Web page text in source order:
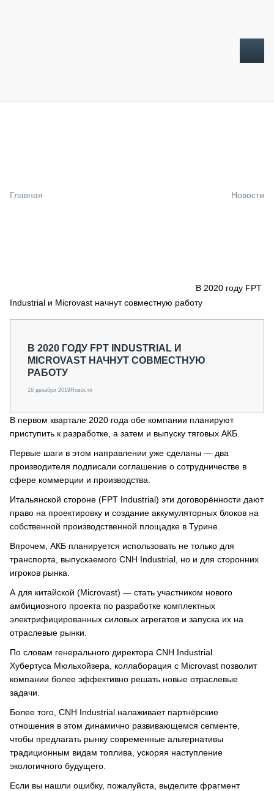
СПЕЦПРОЕКТЫ
О ПРОЕКТЕ
Главная Новости
В 2020 году FPT
Industrial и Microvast начнут совместную работу
В 2020 ГОДУ FPT INDUSTRIAL И
MICROVAST НАЧНУТ СОВМЕСТНУЮ
РАБОТУ
16 декабря 2019Новости
В первом квартале 2020 года обе компании планируют
приступить к разработке, а затем и выпуску тяговых АКБ.
Первые шаги в этом направлении уже сделаны — два
производителя подписали соглашение о сотрудничестве в
сфере коммерции и производства.
Итальянской стороне (FPT Industrial) эти договорённости дают
право на проектировку и создание аккумуляторных блоков на
собственной производственной площадке в Турине.
Впрочем, АКБ планируется использовать не только для
транспорта, выпускаемого CNH Industrial, но и для сторонних
игроков рынка.
А для китайской (Microvast) — стать участником нового
амбициозного проекта по разработке комплектных
электрифицированных силовых агрегатов и запуска их на
отраслевые рынки.
По словам генерального директора CNH Industrial
Хубертуса Мюльхойзера, коллаборация с Microvast позволит
компании более эффективно решать новые отраслевые
задачи.
Более того, CNH Industrial налаживает партнёрские
отношения в этом динамично развивающемся сегменте,
чтобы предлагать рынку современные альтернативы
традиционным видам топлива, ускоряя наступление
экологичного будущего.
Если вы нашли ошибку, пожалуйста, выделите фрагмент